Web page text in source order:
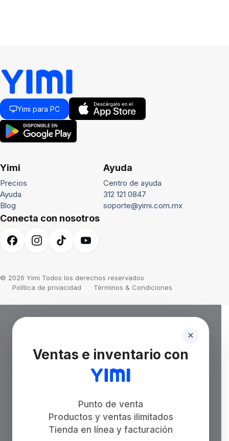
Yimi para PC
Yimi
Precios
Ayuda
Blog
Ayuda
Centro de ayuda
312 121 0847
soporte@yimi.com.mx
Conecta con nosotros
© 2026 Yimi Todos los derechos reservados
Política de privacidad
Términos & Condiciones
Ventas e inventario con
Punto de venta
Productos y ventas ilimitados
Tienda en línea y facturación